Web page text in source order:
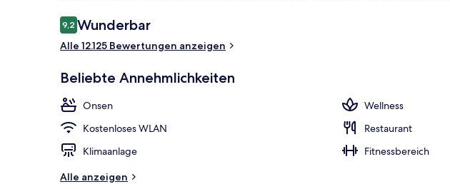
Bewertungen
9,29,2 von 10.
Wunderbar
Alle 12.125 Bewertungen anzeigen
Beliebte Annehmlichkeiten
Onsen
Wellness
Kostenloses WLAN
Restaurant
Klimaanlage
Fitnessbereich
Alle anzeigen